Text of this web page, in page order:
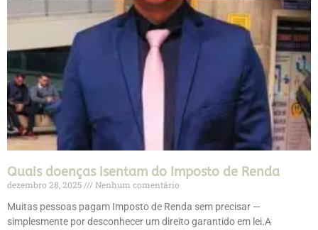
Quais doenças isentam do Imposto de Renda
dezembro 28, 2025
Nenhum comentário
Muitas pessoas pagam Imposto de Renda sem precisar —
simplesmente por desconhecer um direito garantido em lei.A